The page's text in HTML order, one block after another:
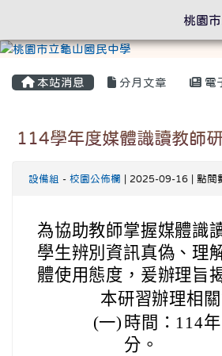
本站消息 分月文章 電
114學年度媒體識讀教師
設備組 - 校園公佈欄 | 2025-09-16 | 點閱
為協助教師掌握媒體識
學生辨別資訊真偽、理
體使用態度，爰辦理旨
本研習辦理相
(一) 時間：114
分。
桃園